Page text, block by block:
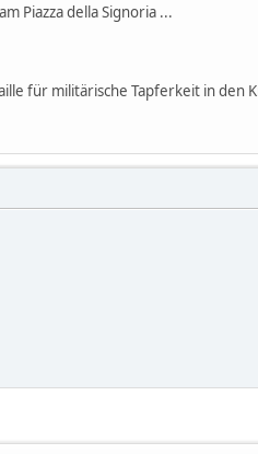
Piazza della Signoria ...
für militärische Tapferkeit in den